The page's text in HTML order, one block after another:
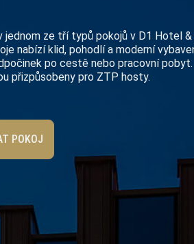
jednom ze tří typů pokojů v D1 Hotel &
nabízí klid, pohodlí a moderní
po cestě nebo pracovní pobyt.
přizpůsobeny pro ZTP hosty.
POKOJ